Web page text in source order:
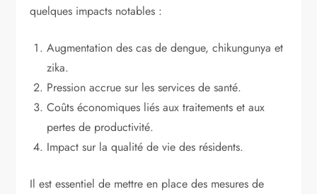
quelques impacts notables :
Augmentation des cas de dengue, chikungunya et
zika.
Pression accrue sur les services de santé.
Coûts économiques liés aux traitements et aux
pertes de productivité.
Impact sur la qualité de vie des résidents.
Il est essentiel de mettre en place des mesures de